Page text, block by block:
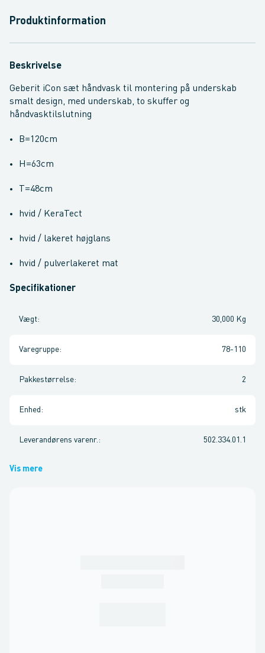
Produktinformation
Beskrivelse
Geberit iCon sæt håndvask til montering på underskab
smalt design, med underskab, to skuffer og
håndvasktilslutning
B=120cm
H=63cm
T=48cm
hvid / KeraTect
hvid / lakeret højglans
hvid / pulverlakeret mat
Specifikationer
Vægt: 30,000 Kg
Varegruppe: 78-110
Pakkestørrelse: 2
Enhed : stk
Leverandørens varenr. : 502.334.01.1
Vis mere